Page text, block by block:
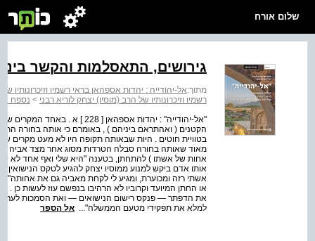
שלום אורח
גירושים, התאסלמות והקשר
מתוך:אל-יהודייה : יהדות אספהאן בראי רשמיו וזיכרונותיו
רשמיו וזיכרונותיו של הרב (מוסיו) יצחק לוריא רבני > נספח 3: הרחבה ותוספות בנושאים שונים
"אל-יהודייה" : יהדות אספהאן [
הקטנים ( ואהתראם ביניהם ) , באומרם כי אותה בחורה
בטוויית חוטים . היות שבאותה תקופה היו לא מעט מקרים
מאוד שאותה בחורה סבלה הטרדות מסוג אחר מצד אביה .
אחות של אשתו ) להתחתן, בטענה "היא שלי ואף אחד לא
אותו אדם ביקש למנוע ממוסיו יצחק להגיע לטקס
אשתי רזה ומכוערת, ומגיע לי לקחת מאביה גם את אחותה"
או החתן המיועד וקרוביו לא הרהיבו בנפשם עוז לעשות כן .
את הדפתר — פנקס רישום הנישואים — ואת הסמכות לערוך
למלא את תפקידי מטעם הממשלה"... אל הספר